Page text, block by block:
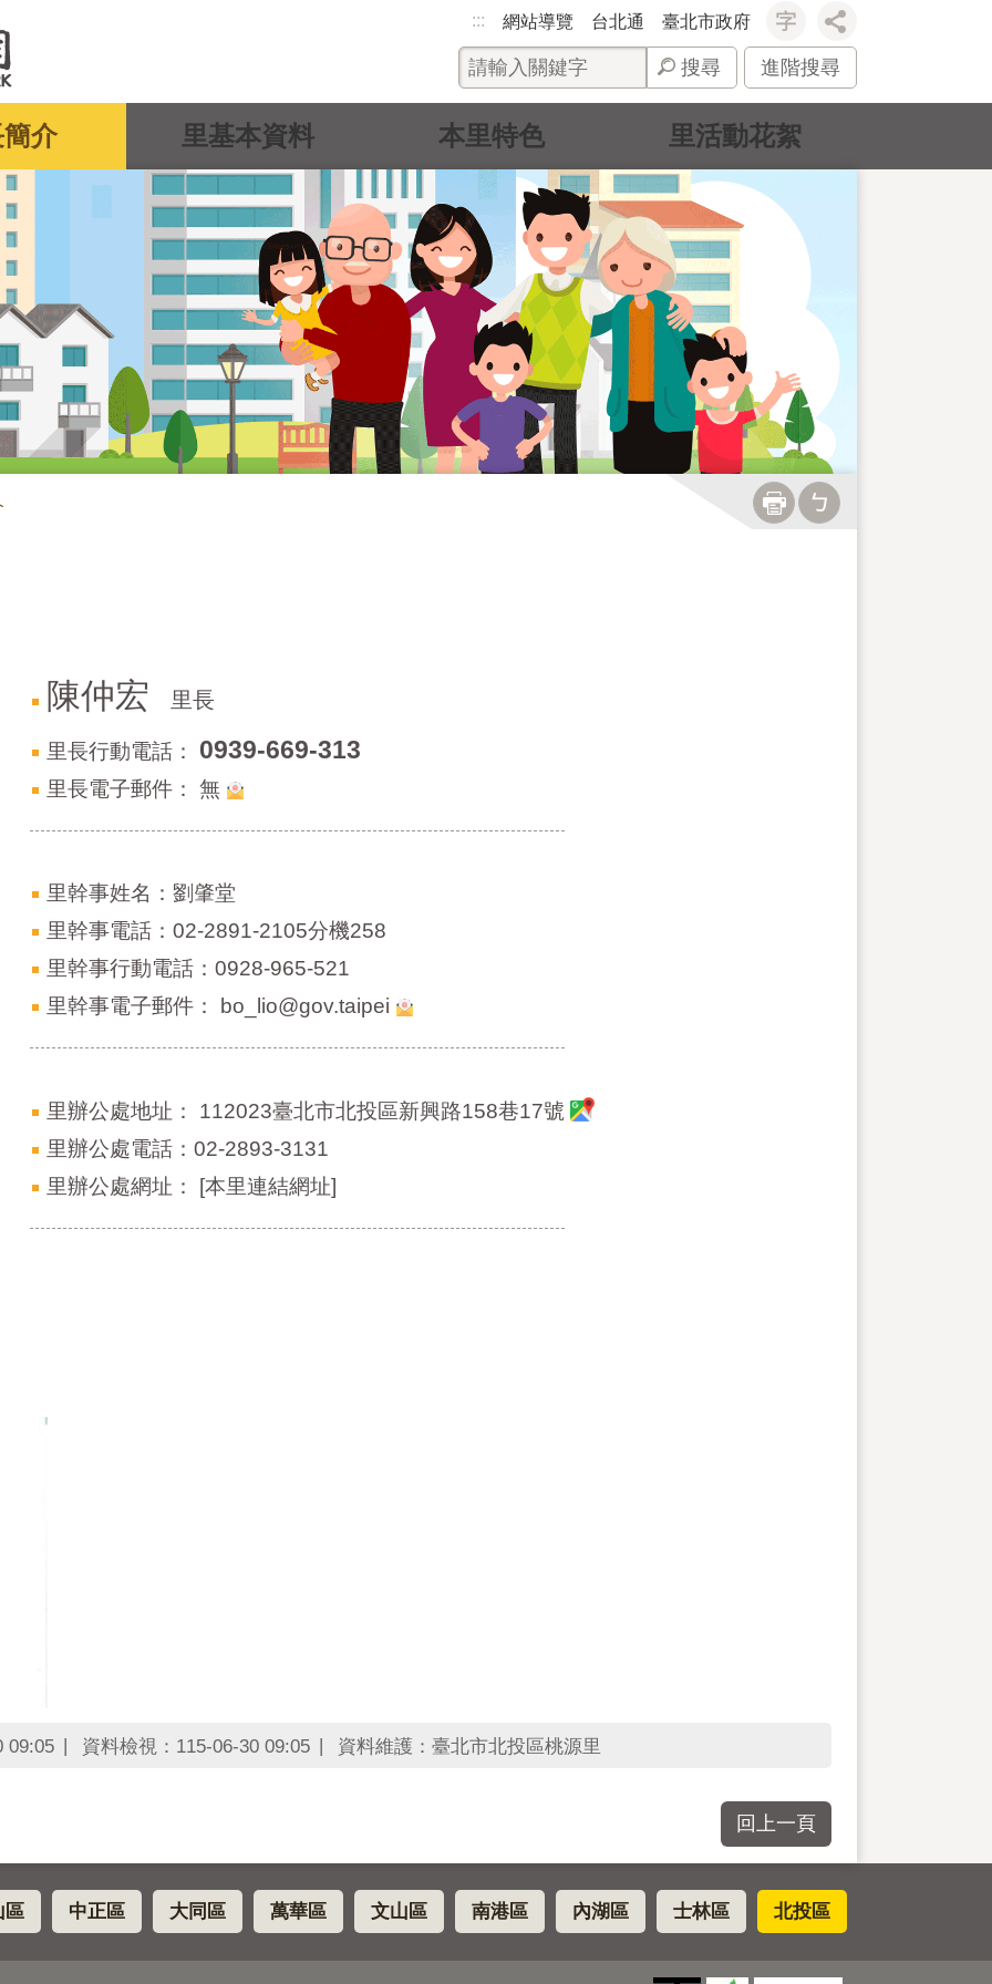
::: 網站導覽 台北通 臺北市政府
搜尋 進階搜尋
介 里基本資料 本里特色 里活動花絮
陳仲宏 里長
里長行動電話： 0939-669-313
里長電子郵件： 無
里幹事姓名：劉肇堂
里幹事電話：02-2891-2105分機258
里幹事行動電話：0928-965-521
里幹事電子郵件：
bo_lio@gov.taipei
里辦公處地址： 112023臺北市北投區新興路158巷17號
里辦公處電話：02-2893-3131
里辦公處網址： [本里連結網址]
09:05 資料檢視：115-06-30 09:05 資料維護：臺北市北投區桃源里
回上一頁
區 中正區 大同區 萬華區 文山區 南港區 內湖區 士林區 北投區